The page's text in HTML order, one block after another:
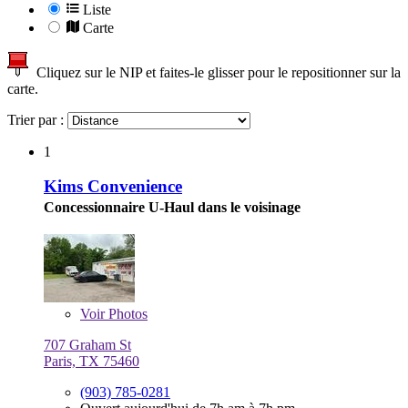
Liste
Carte
Cliquez sur le NIP et faites-le glisser pour le repositionner sur la
carte.
Trier par :
1
Kims Convenience
Concessionnaire U-Haul dans le voisinage
VoirPhotos
707 Graham St
Paris, TX 75460
(903) 785-0281